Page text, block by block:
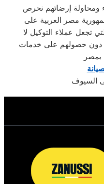
ومحاولة إرضائهم نحرص
مصر العربية على
تجعل عملاء التوكيل لا
دون حصولهم على خدمات
السيوف